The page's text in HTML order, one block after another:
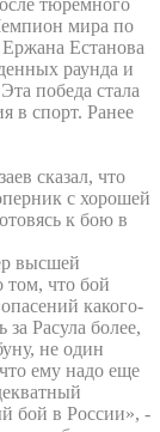
мира по
Ержана Естанова
раунда и
победа стала
в спорт. Ранее
сказал, что
с хорошей
к бою в
высшей
том, что бой
какого-
Расула более,
не один
ему надо еще
бой в России», -